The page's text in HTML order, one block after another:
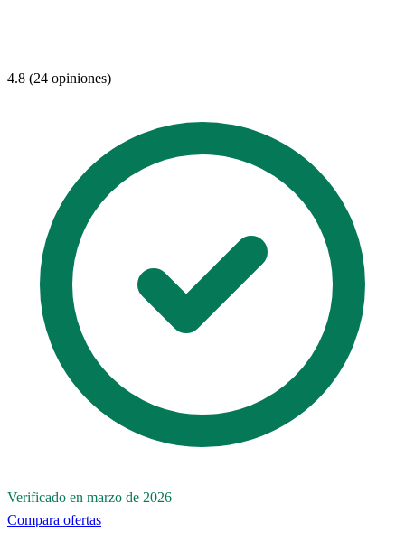
4.8 (24 opiniones)
Verificado en marzo de 2026
Compara ofertas